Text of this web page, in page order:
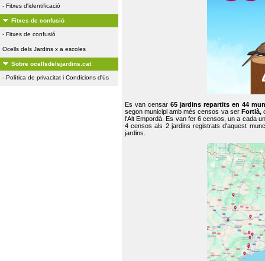
- Fitxes d'identificació
Fitxes de confusió
- Fitxes de confusió
Ocells dels Jardins x a escoles
Sobre ocellsdelsjardins.cat
- Política de privacitat i Condicions d'ús
Es van censar65 jardins repartits en 44
segon municipi amb més censos va ser Fortià,
l'Alt Empordà. Es van fer 6 censos, un a cada
4 censos als 2 jardins registrats d'aquest
jardins.